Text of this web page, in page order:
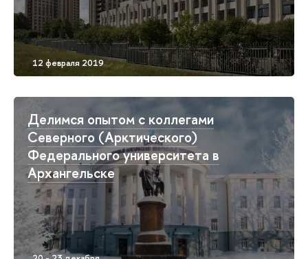
Делимся опытом с коллегами
Северного (Арктического)
Федерального университета в
Архангельске